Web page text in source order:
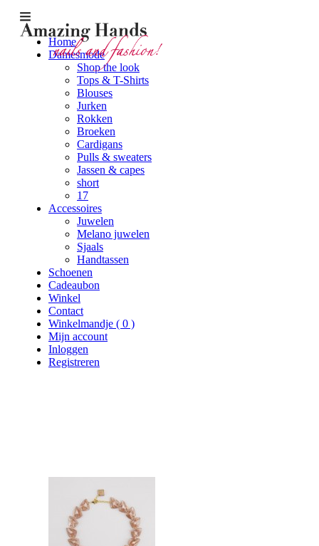
Home
Damesmode
Shop the look
Tops & T-Shirts
Blouses
Jurken
Rokken
Broeken
Cardigans
Pulls & sweaters
Jassen & capes
short
17
Accessoires
Juwelen
Melano juwelen
Sjaals
Handtassen
Schoenen
Cadeaubon
Winkel
Contact
Winkelmandje ( 0 )
Mijn account
Inloggen
Registreren